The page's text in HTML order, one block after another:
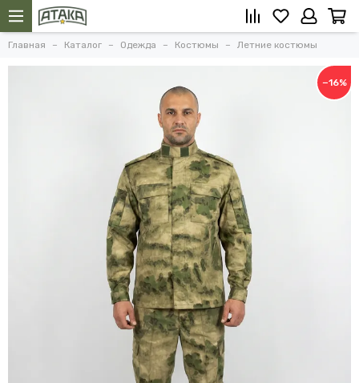
Главная Каталог Одежда Костюмы Летние костюмы
−16%